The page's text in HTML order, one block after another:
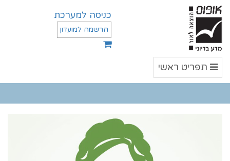
כניסה למערכת
הרשמה למועדון
תפריט
ראשי
תפריט ראשי